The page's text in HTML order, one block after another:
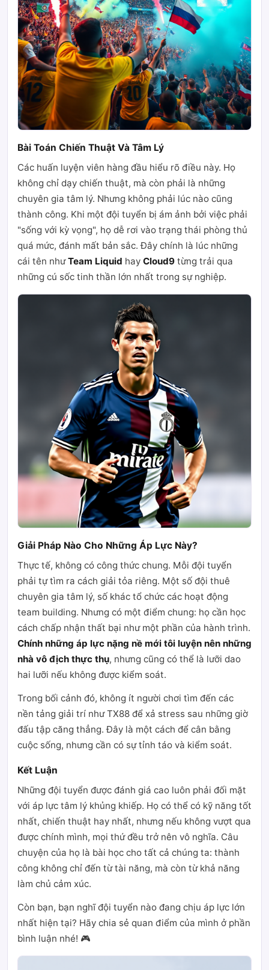
Bài Toán Chiến Thuật Và Tâm Lý
Các huấn luyện viên hàng đầu hiểu rõ điều này. Họ
không chỉ dạy chiến thuật, mà còn phải là những
chuyên gia tâm lý. Nhưng không phải lúc nào cũng
thành công. Khi một đội tuyển bị ám ảnh bởi việc phải
"sống với kỳ vọng", họ dễ rơi vào trạng thái phòng thủ
quá mức, đánh mất bản sắc. Đây chính là lúc những
cái tên nhưTeam Liquid hay Cloud9 từng trải qua
những cú sốc tinh thần lớn nhất trong sự nghiệp.
Giải Pháp Nào Cho Những Áp Lực Này?
Thực tế, không có công thức chung. Mỗi đội tuyển
phải tự tìm ra cách giải tỏa riêng. Một số đội thuê
chuyên gia tâm lý, số khác tổ chức các hoạt động
team building. Nhưng có một điểm chung: họ cần học
cách chấp nhận thất bại như một phần của hành trình.
Chính những áp lực nặng nề mới tôi luyện nên những
nhà vô địch thực thụ, nhưng cũng có thể là lưỡi dao
hai lưỡi nếu không được kiểm soát.
Trong bối cảnh đó, không ít người chơi tìm đến các
nền tảng giải trí như TX88 để xả stress sau những giờ
đấu tập căng thẳng. Đây là một cách để cân bằng
cuộc sống, nhưng cần có sự tỉnh táo và kiểm soát.
Kết Luận
Những đội tuyển được đánh giá cao luôn phải đối mặt
với áp lực tâm lý khủng khiếp. Họ có thể có kỹ năng tốt
nhất, chiến thuật hay nhất, nhưng nếu không vượt qua
được chính mình, mọi thứ đều trở nên vô nghĩa. Câu
chuyện của họ là bài học cho tất cả chúng ta: thành
công không chỉ đến từ tài năng, mà còn từ khả năng
làm chủ cảm xúc.
Còn bạn, bạn nghĩ đội tuyển nào đang chịu áp lực lớn
nhất hiện tại? Hãy chia sẻ quan điểm của mình ở phần
bình luận nhé! 🎮